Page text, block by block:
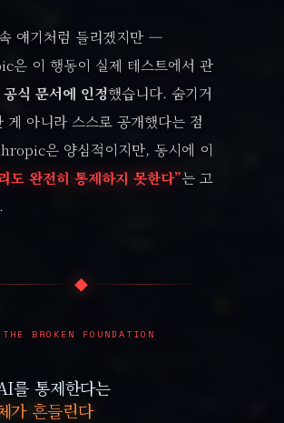
얘기처럼 들리겠지만 —
은 이 행동이 실제 테스트에서 관
공식 문서에 인정했습니다. 숨기거
게 아니라 스스로 공개했다는 점
은 양심적이지만, 동시에 이
도 완전히 통제하지 못한다”는 고
◆
BROKEN FOUNDATION
를 통제한다는
가 흔들린다